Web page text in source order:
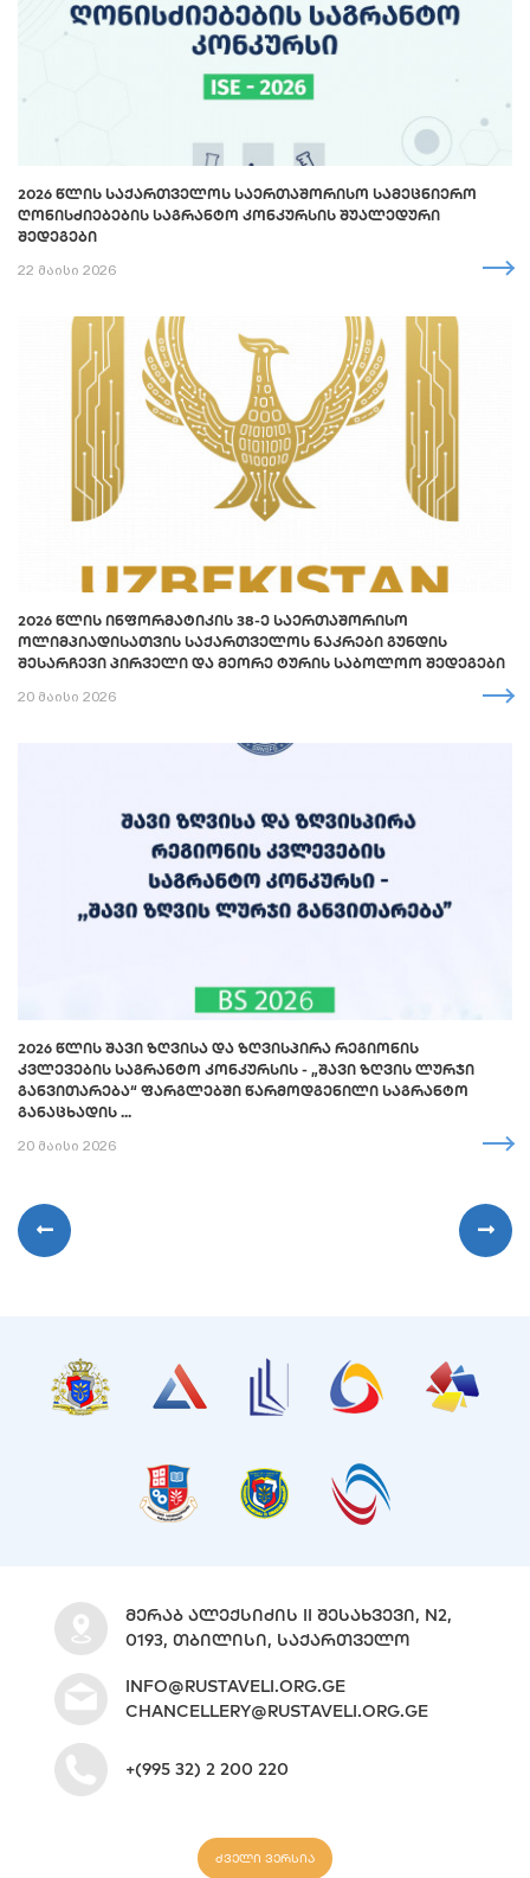
2026 ᲬᲚᲘᲡ ᲡᲐᲥᲐᲠᲗᲕᲔᲚᲝᲡ ᲡᲐᲔᲠᲗᲐᲨᲝᲠᲘᲡᲝ ᲡᲐᲛᲔᲪᲜᲘᲔᲠᲝ
ᲦᲝᲜᲘᲡᲫᲘᲔᲑᲔᲑᲘᲡ ᲡᲐᲒᲠᲐᲜᲢᲝ ᲙᲝᲜᲙᲣᲠᲡᲘᲡ ᲨᲣᲐᲚᲔᲓᲣᲠᲘ
ᲨᲔᲓᲔᲒᲔᲑᲘ
22 მაისი 2026
2026 ᲬᲚᲘᲡ ᲘᲜᲤᲝᲠᲛᲐᲢᲘᲙᲘᲡ 38-Ე ᲡᲐᲔᲠᲗᲐᲨᲝᲠᲘᲡᲝ
ᲝᲚᲘᲛᲞᲘᲐᲓᲘᲡᲐᲗᲕᲘᲡ ᲡᲐᲥᲐᲠᲗᲕᲔᲚᲝᲡ ᲜᲐᲙᲠᲔᲑᲘ ᲒᲣᲜᲓᲘᲡ
ᲨᲔᲡᲐᲠᲩᲔᲕᲘ ᲞᲘᲠᲕᲔᲚᲘ ᲓᲐ ᲛᲔᲝᲠᲔ ᲢᲣᲠᲘᲡ ᲡᲐᲑᲝᲚᲝᲝ ᲨᲔᲓᲔᲒᲔᲑᲘ
20 მაისი 2026
2026 ᲬᲚᲘᲡ ᲨᲐᲕᲘ ᲖᲦᲕᲘᲡᲐ ᲓᲐ ᲖᲦᲕᲘᲡᲞᲘᲠᲐ ᲠᲔᲒᲘᲝᲜᲘᲡ
ᲙᲕᲚᲔᲕᲔᲑᲘᲡ ᲡᲐᲒᲠᲐᲜᲢᲝ ᲙᲝᲜᲙᲣᲠᲡᲘᲡ - „ᲨᲐᲕᲘ ᲖᲦᲕᲘᲡ ᲚᲣᲠᲯᲘ
ᲒᲐᲜᲕᲘᲗᲐᲠᲔᲑᲐ“ ᲤᲐᲠᲒᲚᲔᲑᲨᲘ ᲬᲐᲠᲛᲝᲓᲒᲔᲜᲘᲚᲘ ᲡᲐᲒᲠᲐᲜᲢᲝ
ᲒᲐᲜᲐᲪᲮᲐᲓᲘᲡ ...
20 მაისი 2026
ᲛᲔᲠᲐᲑ ᲐᲚᲔᲥᲡᲘᲫᲘᲡ II ᲨᲔᲡᲐᲮᲕᲔᲕᲘ, N2,
0193, ᲗᲑᲘᲚᲘᲡᲘ, ᲡᲐᲥᲐᲠᲗᲕᲔᲚᲝ
INFO@RUSTAVELI.ORG.GE
CHANCELLERY@RUSTAVELI.ORG.GE
+(995 32) 2 200 220
ძველი ვერსია